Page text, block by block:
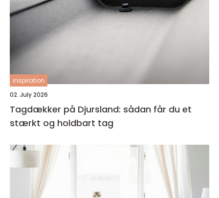
inspiration
02. July 2026
Tagdækker på Djursland: sådan får du et
stærkt og holdbart tag